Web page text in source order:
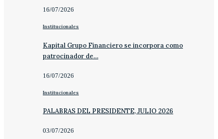
16/07/2026
Institucionales
Kapital Grupo Financiero se incorpora como
patrocinador de…
16/07/2026
Institucionales
PALABRAS DEL PRESIDENTE, JULIO 2026
03/07/2026